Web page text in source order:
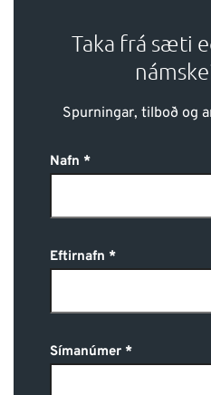
Taka frá sæti
Spurningar, tilboð og
Nafn
Eftirnafn
Símanúmer